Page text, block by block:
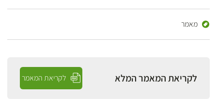
מאמר
לקריאת המאמר המלא לקריאת המאמר